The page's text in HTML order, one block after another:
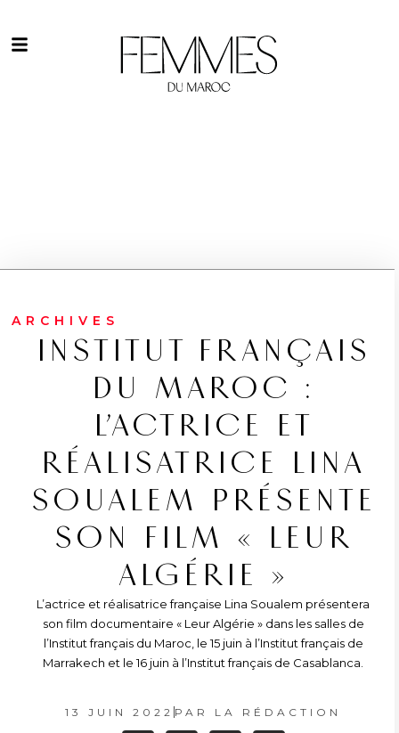
ARCHIVES
INSTITUT FRANÇAIS
DU MAROC :
L’ACTRICE ET
RÉALISATRICE LINA
SOUALEM PRÉSENTE
SON FILM « LEUR
ALGÉRIE »
L’actrice et réalisatrice française Lina Soualem présentera
son film documentaire « Leur Algérie » dans les salles de
l’Institut français du Maroc, le 15 juin à l’Institut français de
Marrakech et le 16 juin à l’Institut français de Casablanca.
13 JUIN 2022 PAR LA RÉDACTION